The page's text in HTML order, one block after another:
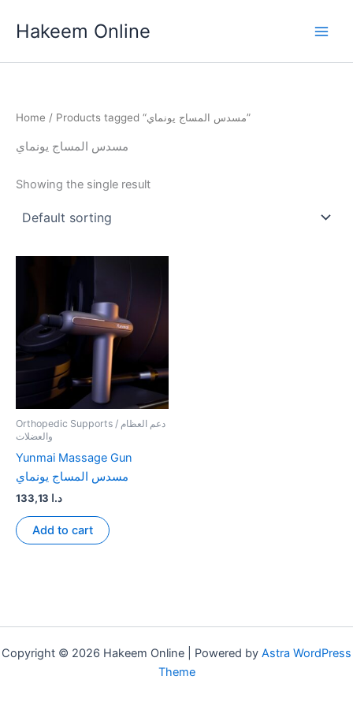
Hakeem Online
Home / Products tagged “مسدس المساج يونماي”
مسدس المساج يونماي
Showing the single result
Orthopedic Supports / دعم العظام
والعضلات
Yunmai Massage Gun
مسدس المساج يونماي
د.ا
Add to cart
Copyright © 2026 Hakeem Online | Powered by Astra WordPress
Theme